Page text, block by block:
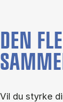
DEN
Vil du styr­ke